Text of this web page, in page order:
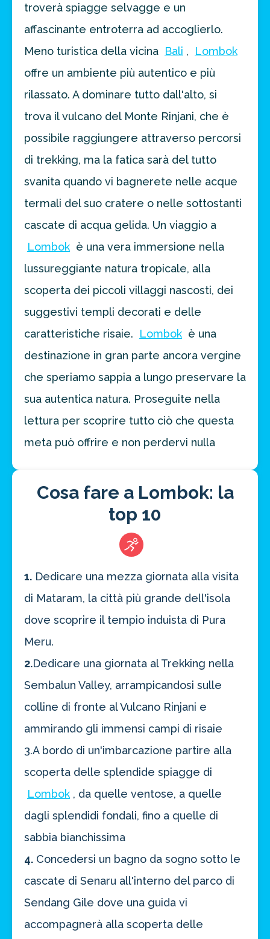
troverà spiagge selvagge e un
affascinante entroterra ad accoglierlo.
Meno turistica della vicina Bali ,
Lombok
offre un ambiente più autentico e più
rilassato. A dominare tutto dall'alto, si
trova il vulcano del Monte Rinjani, che è
possibile raggiungere attraverso percorsi
di trekking, ma la fatica sarà del tutto
svanita quando vi bagnerete nelle acque
termali del suo cratere o nelle sottostanti
cascate di acqua gelida. Un viaggio a
Lombok è una vera immersione nella
lussureggiante natura tropicale, alla
scoperta dei piccoli villaggi nascosti, dei
suggestivi templi decorati e delle
caratteristiche risaie.
Lombok è una
destinazione in gran parte ancora vergine
che speriamo sappia a lungo preservare la
sua autentica natura. Proseguite nella
lettura per scoprire tutto ciò che questa
meta può offrire e non perdervi nulla
Cosa fare a Lombok: la
top 10
1. Dedicare una mezza giornata alla visita
di Mataram, la città più grande dell'isola
dove scoprire il tempio induista di Pura
Meru.
2.Dedicare una giornata al Trekking nella
Sembalun Valley, arrampicandosi sulle
colline di fronte al Vulcano Rinjani e
ammirando gli immensi campi di risaie
3.A bordo di un'imbarcazione partire alla
scoperta delle splendide spiagge di
Lombok , da quelle ventose, a quelle
dagli splendidi fondali, fino a quelle di
sabbia bianchissima
4. Concedersi un bagno da sogno sotto le
cascate di Senaru all'interno del parco di
Sendang Gile dove una guida vi
accompagnerà alla scoperta delle